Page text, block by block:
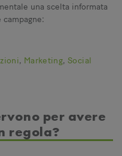
una scelta informata
, Marketing,Social
per avere
regola?